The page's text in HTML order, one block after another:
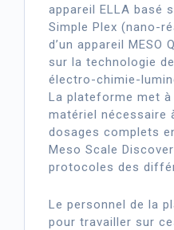
appareil ELLA basé
Simple Plex (nano-
d’un appareil MESO
sur la technologie
électro-chimie-
La plateforme met
matériel nécessaire
dosages complets
Meso Scale
protocoles des
Le personnel de la
pour travailler sur